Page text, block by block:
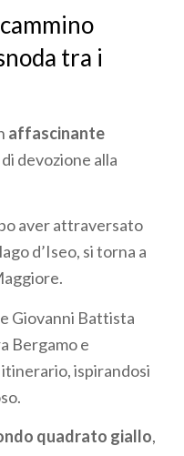
tra i
affascinante
devozione alla
aver attraversato
d’Iseo, si torna a
Giovanni Battista
Bergamo e
ispirandosi
quadrato giallo,